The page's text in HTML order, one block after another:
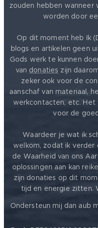
zouden hebben
worden door
Op dit moment heb Ik
blogs en artikelen geen
Gods werk te kunnen
van donaties zijn
zeker ook voor de
aanschaf van materiaal,
werkcontacten, etc. Het
voor de
Waardeer je wat ik
welkom, zodat ik verder
de Waarheid van ons
oplossingen aan kan
zijn donaties op dit
tijd en energie zitten.
Ondersteun mij dan aub